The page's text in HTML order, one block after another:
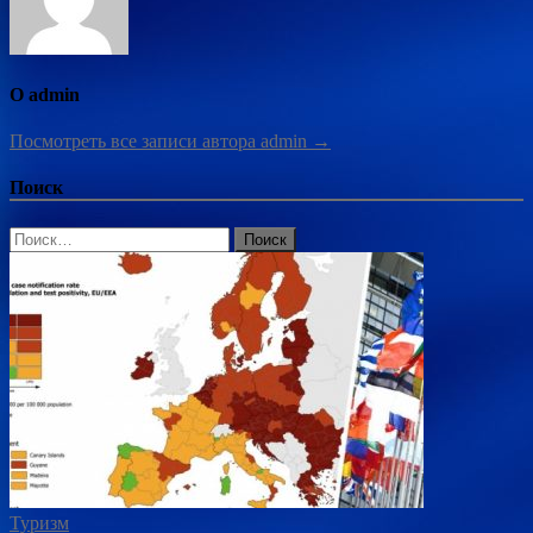
О admin
Посмотреть все записи автора admin →
Поиск
Найти:
Туризм